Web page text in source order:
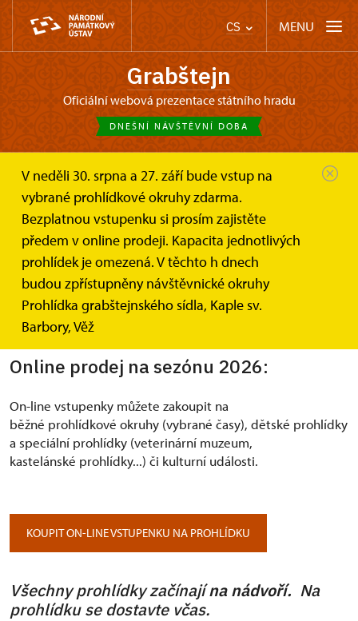
CS MENU
Grabštejn
oficiální webová prezentace státního hradu
DNEŠNÍ NÁVŠTĚVNÍ DOBA
V neděli 30. srpna a 27. září bude vstup na
vybrané prohlídkové okruhy zdarma.
Bezplatnou vstupenku si prosím zajistěte
předem v online prodeji. Kapacita jednotlivých
prohlídek je omezená. V těchto h dnech
budou zpřístupněny návštěvnické okruhy
Prohlídka grabštejnského sídla, Kaple sv.
Barbory, Věž
Grabštejn
Online vstupenky a dárkové poukazy
Online vstupenky
On-line nákup vstupenek na hrad
Grabštejn
Ušetřete svůj čas a kupte si vstupenky v předstihu
a z pohodlí domova.
Online prodej na sezónu 2026:
On-line vstupenky můžete zakoupit na
běžné prohlídkové okruhy (vybrané časy), dětské prohlídky
a speciální prohlídky (veterinární muzeum,
kastelánské prohlídky...) či kulturní události.
KOUPIT ON-LINE VSTUPENKU NA PROHLÍDKU
Všechny prohlídky začínajína nádvoří. Na
prohlídku se dostavte včas.